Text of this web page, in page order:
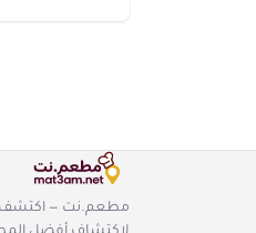
مطعم.نت —